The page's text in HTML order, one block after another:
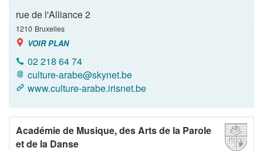
rue de l'Alliance 2
1210 Bruxelles
VOIR PLAN
02 218 64 74
culture-arabe@skynet.be
www.culture-arabe.irisnet.be
Académie de Musique, des Arts de la Parole
et de la Danse